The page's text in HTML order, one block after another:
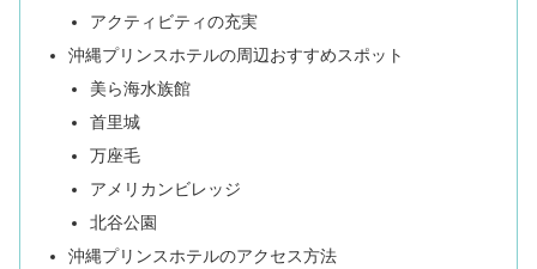
アクティビティの充実
沖縄プリンスホテルの周辺おすすめスポット
美ら海水族館
首里城
万座毛
アメリカンビレッジ
北谷公園
沖縄プリンスホテルのアクセス方法